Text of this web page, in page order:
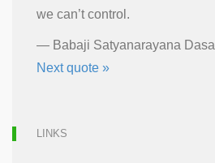
we can’t control.
— Babaji Satyanarayana Dasa
Next quote »
LINKS